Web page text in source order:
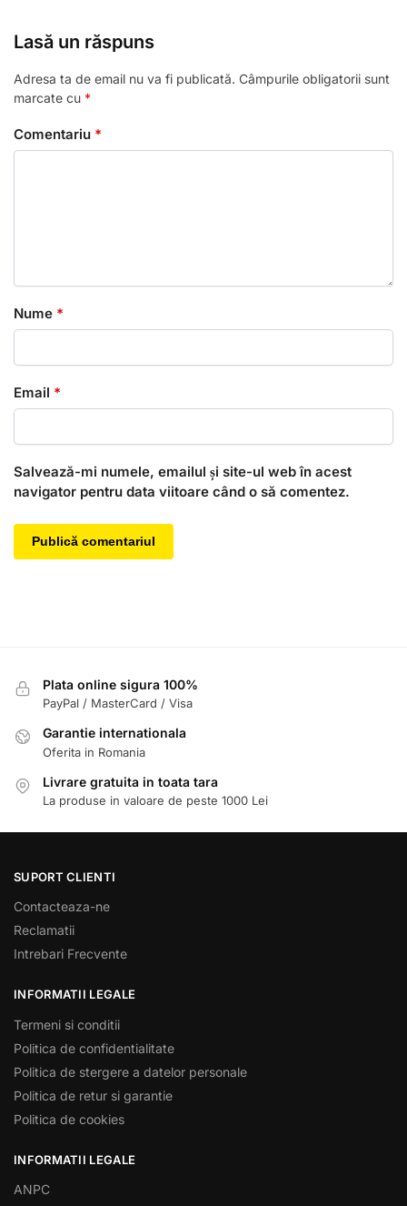
Lasă un răspuns
Adresa ta de email nu va fi publicată. Câmpurile obligatorii sunt
marcate cu *
Comentariu *
Nume *
Email *
Salvează-mi numele, emailul și site-ul web în acest
navigator pentru data viitoare când o să comentez.
Plata online sigura 100%
PayPal / MasterCard / Visa
Garantie internationala
Oferita in Romania
Livrare gratuita in toata tara
La produse in valoare de peste 1000 Lei
SUPORT CLIENTI
Contacteaza-ne
Reclamatii
Intrebari Frecvente
INFORMATII LEGALE
Termeni si conditii
Politica de confidentialitate
Politica de stergere a datelor personale
Politica de retur si garantie
Politica de cookies
INFORMATII LEGALE
ANPC